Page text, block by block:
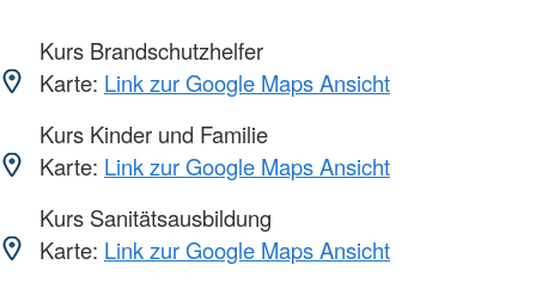
Kurs Brandschutzhelfer
Karte: Link zur Google Maps Ansicht
Kurs Kinder und Familie
Karte: Link zur Google Maps Ansicht
Kurs Sanitätsausbildung
Karte: Link zur Google Maps Ansicht